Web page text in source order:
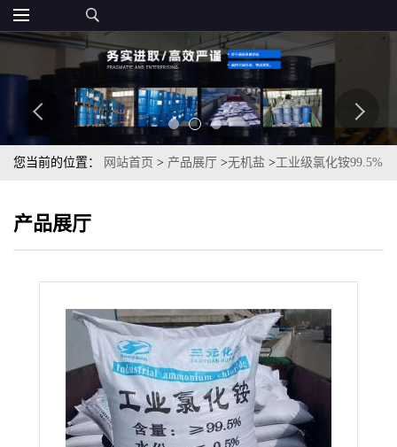
您当前的位置： 网站首页 > 产品展厅 >无机盐 >工业级氯化铵99.5%
产品展厅